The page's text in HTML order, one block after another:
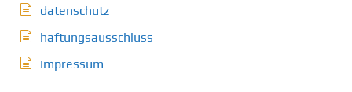
datenschutz
haftungsausschluss
Impressum